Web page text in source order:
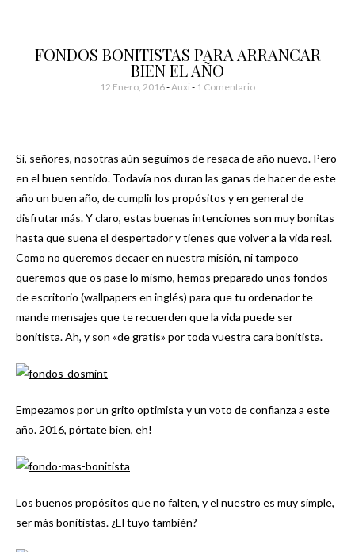
FONDOS BONITISTAS PARA ARRANCAR
BIEN EL AÑO
12 Enero, 2016-Auxi 1 Comentario
Sí, señores, nosotras aún seguimos de resaca de año nuevo. Pero
en el buen sentido. Todavía nos duran las ganas de hacer de este
año un buen año, de cumplir los propósitos y en general de
disfrutar más. Y claro, estas buenas intenciones son muy bonitas
hasta que suena el despertador y tienes que volver a la vida real.
Como no queremos decaer en nuestra misión, ni tampoco
queremos que os pase lo mismo, hemos preparado unos fondos
de escritorio (wallpapers en inglés) para que tu ordenador te
mande mensajes que te recuerden que la vida puede ser
bonitista. Ah, y son «de gratis» por toda vuestra cara bonitista.
Empezamos por un grito optimista y un voto de confianza a este
año. 2016, pórtate bien, eh!
Los buenos propósitos que no falten, y el nuestro es muy simple,
ser más bonitistas. ¿El tuyo también?